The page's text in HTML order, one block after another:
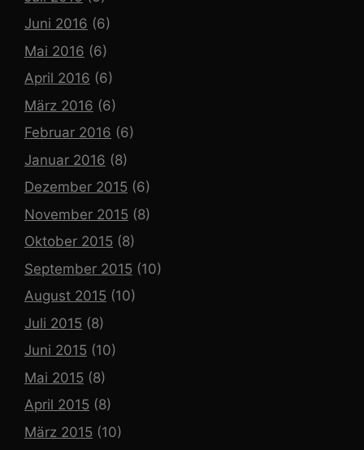
Juni 2016 (6)
Mai 2016 (6)
April 2016 (6)
März 2016 (6)
Februar 2016 (6)
Januar 2016 (8)
Dezember 2015 (6)
November 2015 (8)
Oktober 2015 (8)
September 2015 (10)
August 2015 (10)
Juli 2015 (8)
Juni 2015 (10)
Mai 2015 (8)
April 2015 (8)
März 2015 (10)